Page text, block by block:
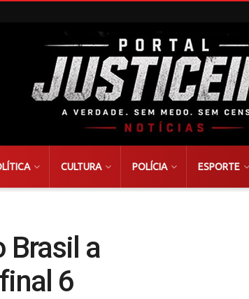
CULTURA POLÍCIA ESPORTE
Brasil a
6